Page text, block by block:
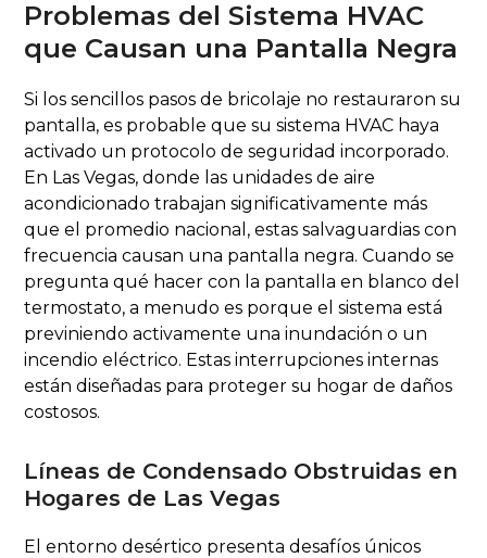
Problemas del Sistema HVAC
que Causan una Pantalla Negra
Si los sencillos pasos de bricolaje no restauraron su
pantalla, es probable que su sistema HVAC haya
activado un protocolo de seguridad incorporado.
En Las Vegas, donde las unidades de aire
acondicionado trabajan significativamente más
que el promedio nacional, estas salvaguardias con
frecuencia causan una pantalla negra. Cuando se
pregunta qué hacer con la pantalla en blanco del
termostato, a menudo es porque el sistema está
previniendo activamente una inundación o un
incendio eléctrico. Estas interrupciones internas
están diseñadas para proteger su hogar de daños
costosos.
Líneas de Condensado Obstruidas en
Hogares de Las Vegas
El entorno desértico presenta desafíos únicos